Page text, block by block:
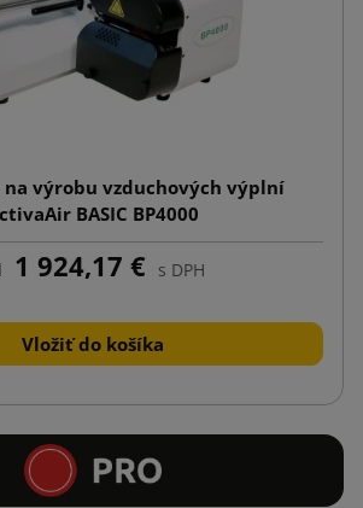
výrobu vzduchových výplní
BASIC BP4000
1 924,17 € s DPH
Vložiť do košíka